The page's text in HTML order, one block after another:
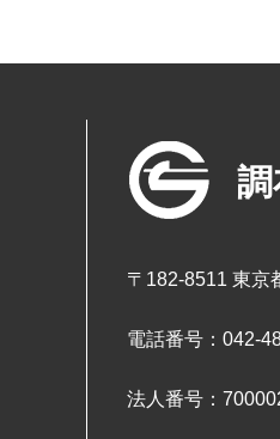
〒182-8511 東京
電話番号：042-
法人番号：